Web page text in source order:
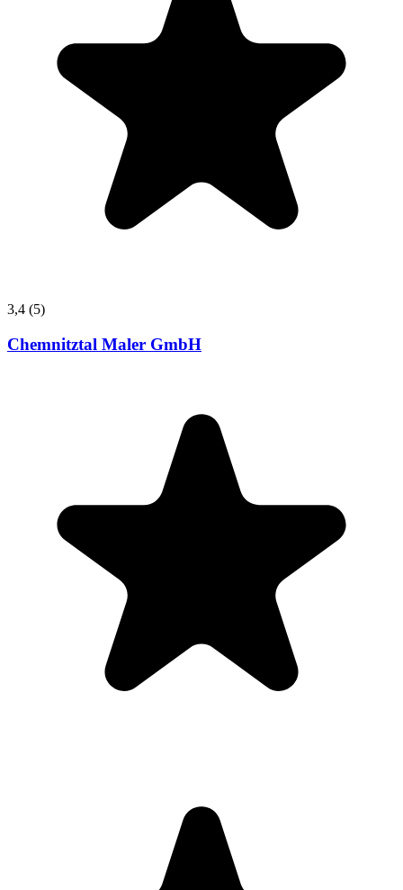
3,4 (5)
Chemnitztal Maler GmbH